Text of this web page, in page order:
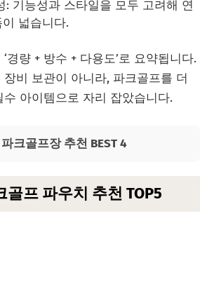
: 기능성과 스타일을 모두 고려해 연
넓습니다.
경량 + 방수 + 다용도’로 요약됩니다.
비 보관이 아니라, 파크골프를 더
아이템으로 자리 잡았습니다.
크골프장 추천 BEST 4
골프 파우치 추천 TOP5